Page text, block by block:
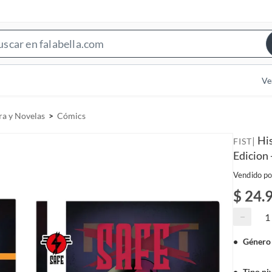
e
y Novelas Cómics
FIST|
Edicion
Vendido
$
−